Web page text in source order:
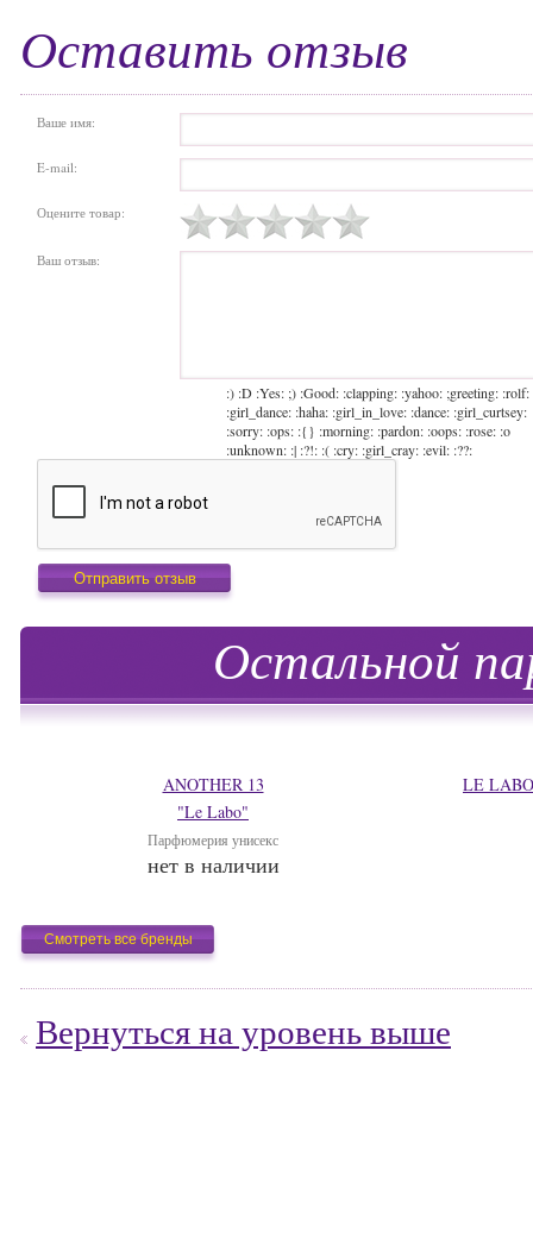
Оставить отзыв
Ваше имя:
E-mail:
Оцените товар:
Ваш отзыв:
:) :D :Yes: ;) :Good: :clapping: :yahoo: ;greeting: :rolf:
:girl_dance: :haha: :girl_in_love: :dance: :girl_curtsey:
:sorry: :ops: :{} :morning: :pardon: :oops: :rose: :o
:unknown: :| :?!: :( :cry: :girl_cray: :evil: :??:
Остальной
ANOTHER 13
"Le Labo"
Парфюмерия унисекс
нет в наличии
LE
Смотреть все бренды
Вернуться на уровень выше